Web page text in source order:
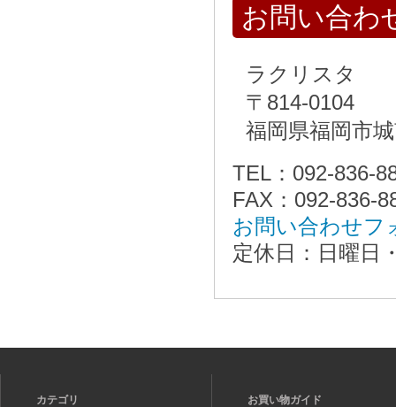
お問い合わ
ラクリスタ
〒814-0104
福岡県福岡市
TEL：092-836-
FAX：092-836-
お問い合わせフ
定休日：日曜日
カテゴリ お買い物ガイド